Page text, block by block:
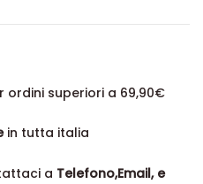
ordini superiori a 69,90€
in tutta italia
a Telefono,Email, e